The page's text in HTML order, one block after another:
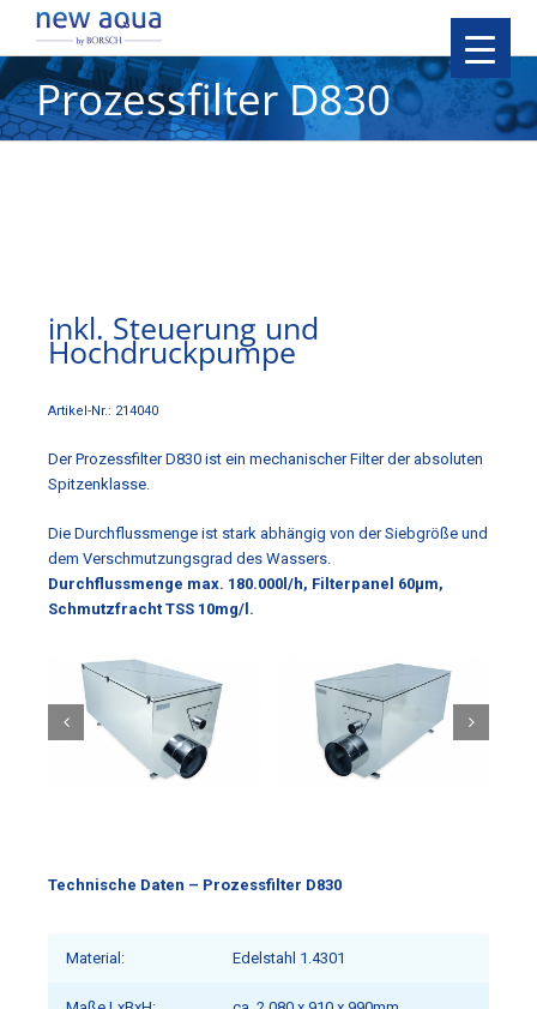
Prozessfilter D830
inkl. Steuerung und
Hochdruckpumpe
Artikel-Nr.: 214040
Der Prozessfilter D830 ist ein mechanischer Filter der absoluten
Spitzenklasse.
Die Durchflussmenge ist stark abhängig von der Siebgröße und
dem Verschmutzungsgrad des Wassers.
Durchflussmenge max. 180.000l/h, Filterpanel 60µm,
Schmutzfracht TSS 10mg/l.
Technische Daten – Prozessfilter D830
Material: Edelstahl 1.4301